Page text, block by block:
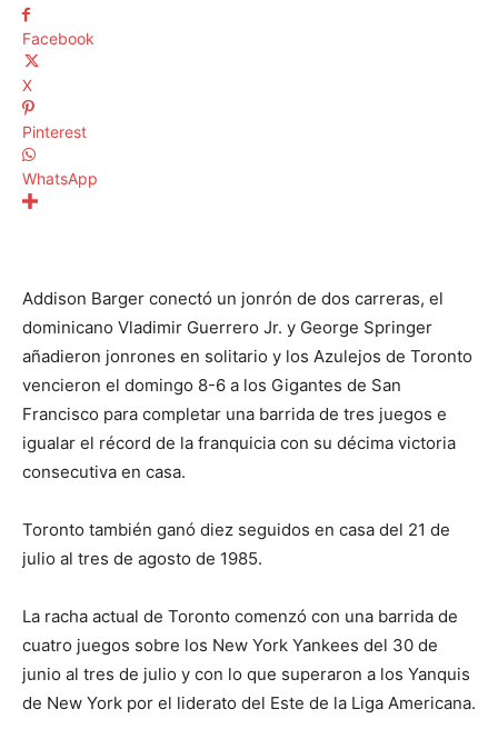
Facebook
X
Pinterest
WhatsApp
Addison Barger conectó un jonrón de dos carreras, el
dominicano Vladimir Guerrero Jr. y George Springer
añadieron jonrones en solitario y los Azulejos de Toronto
vencieron el domingo 8-6 a los Gigantes de San
Francisco para completar una barrida de tres juegos e
igualar el récord de la franquicia con su décima victoria
consecutiva en casa.
Toronto también ganó diez seguidos en casa del 21 de
julio al tres de agosto de 1985.
La racha actual de Toronto comenzó con una barrida de
cuatro juegos sobre los New York Yankees del 30 de
junio al tres de julio y con lo que superaron a los Yanquis
de New York por el liderato del Este de la Liga Americana.